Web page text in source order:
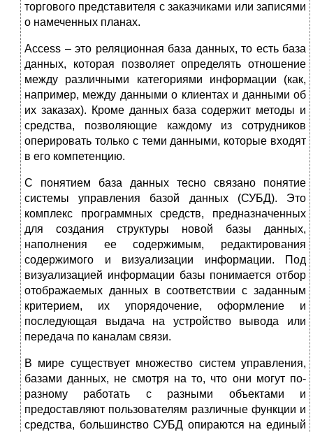
торгового представителя с заказчиками или записями
о намеченных планах.
Access – это реляционная база данных, то есть база
данных, которая позволяет определять отношение
между различными категориями информации (как,
например, между данными о клиентах и данными об
их заказах). Кроме данных база содержит методы и
средства, позволяющие каждому из сотрудников
оперировать только с теми данными, которые входят
в его компетенцию.
С понятием база данных тесно связано понятие
системы управления базой данных (СУБД). Это
комплекс программных средств, предназначенных
для создания структуры новой базы данных,
наполнения ее содержимым, редактирования
содержимого и визуализации информации. Под
визуализацией информации базы понимается отбор
отображаемых данных в соответствии с заданным
критерием, их упорядочение, оформление и
последующая выдача на устройство вывода или
передача по каналам связи.
В мире существует множество систем управления,
базами данных, не смотря на то, что они могут по-
разному работать с разными объектами и
предоставляют пользователям различные функции и
средства, большинство СУБД опираются на единый